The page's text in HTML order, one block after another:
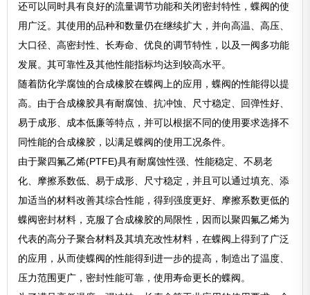
还可以同时具有良好的流量调节功能和关闭密封特性，蝶阀的使
用广泛。其使用的品种和数量仍在继续扩大，并向高温、高压、
大口径、高密封性、长寿命、优良的调节特性，以及一阀多功能
发展。其可靠性及其他性能指标均达到较高水平。
随着防化学腐蚀的合成橡胶在蝶阀上的应用，蝶阀的性能得以提
高。由于合成橡胶具有耐腐蚀、抗冲蚀、尺寸稳定、回弹性好、
易于成形、成本低廉等特点，并可以根据不同的使用要求选择不
同性能的合成橡胶，以满足蝶阀的使用工况条件。
由于聚四氟乙烯(PTFE)具有耐腐蚀性强、性能稳定、不易老
化、摩擦系数低、易于成形、尺寸稳定，并且可以通过填充、添
加适当的材料改善其综合性能，得到强度更好、摩擦系数更低的
蝶阀密封材料，克服了合成橡胶的局限性，因而以聚四氟乙烯为
代表的高分子聚合材料及其填充改性材料，在蝶阀上得到了广泛
的应用，从而使蝶阀的性能得到进一步的提高，制造出了温度、
压力范围更广，密封性能可靠，使用寿命更长的蝶阀。